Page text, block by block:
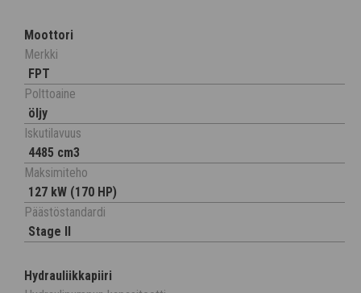
Moottori
Merkki
FPT
Polttoaine
öljy
Iskutilavuus
4485 cm3
Maksimiteho
127 kW (170 HP)
Päästöstandardi
Stage II
Hydrauliikkapiiri